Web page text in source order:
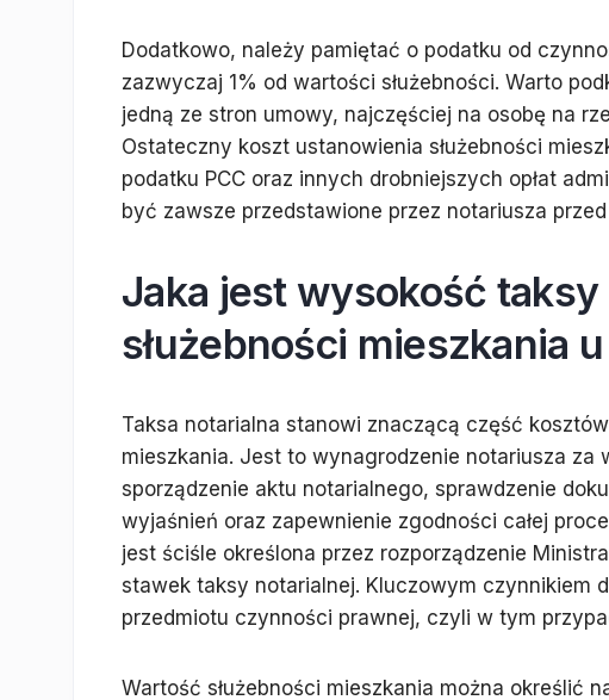
Dodatkowo, należy pamiętać o podatku od
zazwyczaj 1% od wartości służebności. Warto
jedną ze stron umowy, najczęściej na osobę na
Ostateczny koszt ustanowienia służebności
podatku PCC oraz innych drobniejszych opłat
być zawsze przedstawione przez notariusza
Jaka jest wysokość
służebności mieszkania
Taksa notarialna stanowi znaczącą część
mieszkania. Jest to wynagrodzenie notariusza za
sporządzenie aktu notarialnego, sprawdzenie
wyjaśnień oraz zapewnienie zgodności całej
jest ściśle określona przez rozporządzenie
stawek taksy notarialnej. Kluczowym czynnikiem
przedmiotu czynności prawnej, czyli w tym
Wartość służebności mieszkania można określić